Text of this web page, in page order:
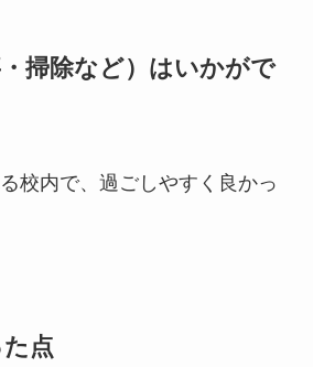
掃除など）はいかがで
校内で、過ごしやすく良かっ
点